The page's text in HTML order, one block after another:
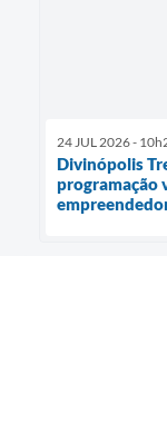
24 JUL 2026 -
Divinópolis
programação